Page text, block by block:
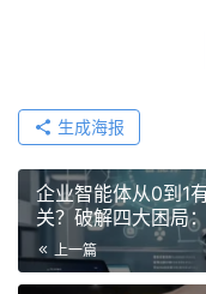
生成海报
企业智能体从0到1
关？破解四大困局
身业务增长引擎
上一篇